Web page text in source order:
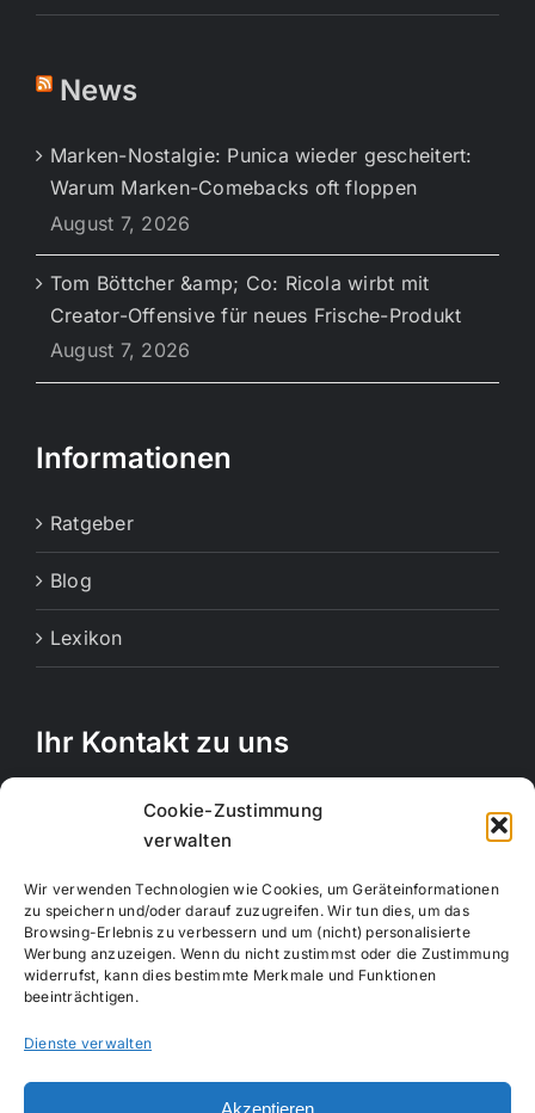
Cookie-Zustimmung
verwalten
Wir verwenden Technologien wie Cookies, um Geräteinformationen
zu speichern und/oder darauf zuzugreifen. Wir tun dies, um das
Browsing-Erlebnis zu verbessern und um (nicht) personalisierte
Werbung anzuzeigen. Wenn du nicht zustimmst oder die Zustimmung
widerrufst, kann dies bestimmte Merkmale und Funktionen
beeinträchtigen.
Dienste verwalten
Akzeptieren
News
Marken-Nostalgie: Punica wieder gescheitert:
Warum Marken-Comebacks oft floppen
August 7, 2026
Tom Böttcher &amp; Co: Ricola wirbt mit
Creator-Offensive für neues Frische-Produkt
August 7, 2026
Informationen
Ratgeber
Blog
Lexikon
Ihr Kontakt zu uns
Rechbergstraße 11
73770 Denkendorf
Handy:017663847664
E-Mail:info@creativemotion-online.de
Webseite:www.creativemotion-online.de